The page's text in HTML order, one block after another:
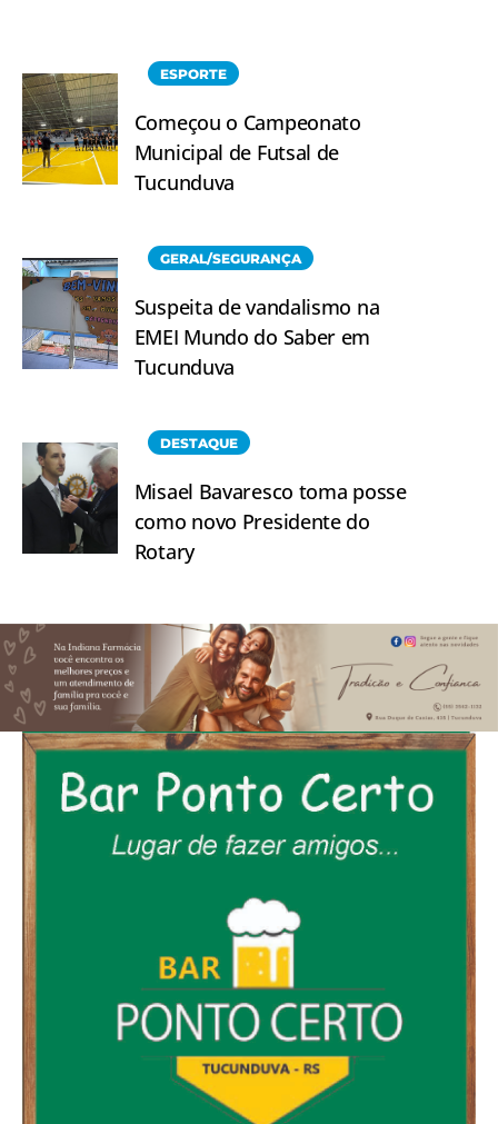
ESPORTE
Começou o Campeonato
Municipal de Futsal de
Tucunduva
GERAL/SEGURANÇA
Suspeita de vandalismo na
EMEI Mundo do Saber em
Tucunduva
DESTAQUE
Misael Bavaresco toma posse
como novo Presidente do
Rotary